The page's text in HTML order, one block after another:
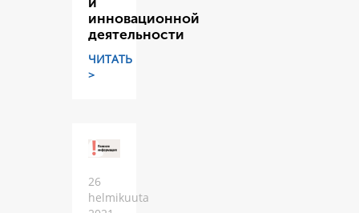
инновационной
деятельности
ЧИТАТЬ
>
26
helmikuuta